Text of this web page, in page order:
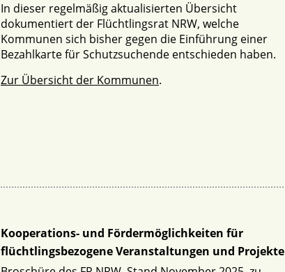
In dieser regelmäßig aktualisierten Übersicht
dokumentiert der Flüchtlingsrat NRW, welche
Kommunen sich bisher gegen die Einführung einer
Bezahlkarte für Schutzsuchende entschieden haben.
Zur Übersicht der Kommunen.
Kooperations- und Fördermöglichkeiten für
flüchtlingsbezogene Veranstaltungen und Projekte